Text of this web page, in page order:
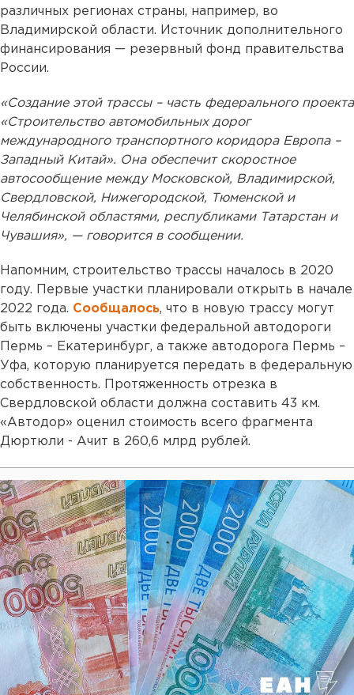
различных регионах страны, например, во
Владимирской области. Источник дополнительного
финансирования — резервный фонд правительства
России.
«Создание этой трассы – часть федерального проекта
«Строительство автомобильных дорог
международного транспортного коридора Европа –
Западный Китай». Она обеспечит скоростное
автосообщение между Московской, Владимирской,
Свердловской, Нижегородской, Тюменской и
Челябинской областями, республиками Татарстан и
Чувашия», — говорится в сообщении.
Напомним, строительство трассы началось в 2020
году. Первые участки планировали открыть в начале
2022 года. Сообщалось, что в новую трассу могут
быть включены участки федеральной автодороги
Пермь – Екатеринбург, а также автодорога Пермь –
Уфа, которую планируется передать в федеральную
собственность. Протяженность отрезка в
Свердловской области должна составить 43 км.
«Автодор» оценил стоимость всего фрагмента
Дюртюли - Ачит в 260,6 млрд рублей.